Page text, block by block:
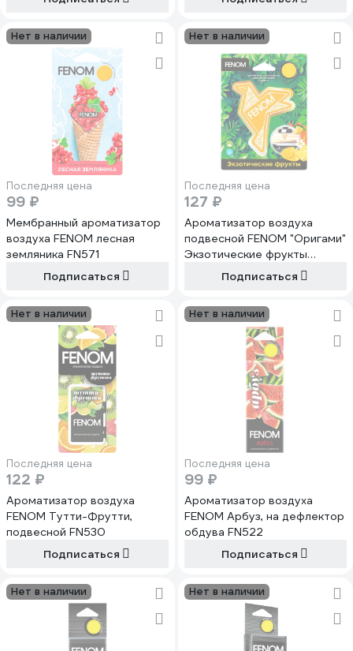
Нет в наличии
Последняя цена
99 ₽
Мембранный ароматизатор
воздуха FENOM лесная
земляника FN571
Подписаться
Нет в наличии
Последняя цена
127 ₽
Ароматизатор воздуха
подвесной FENOM "Оригами"
Экзотические фрукты
Подписаться
Нет в наличии
Последняя цена
122 ₽
Ароматизатор воздуха
FENOM Тутти-Фрутти,
подвесной FN530
Подписаться
Нет в наличии
Последняя цена
99 ₽
Ароматизатор воздуха
FENOM Арбуз, на дефлектор
обдува FN522
Подписаться
Нет в наличии Нет в наличии